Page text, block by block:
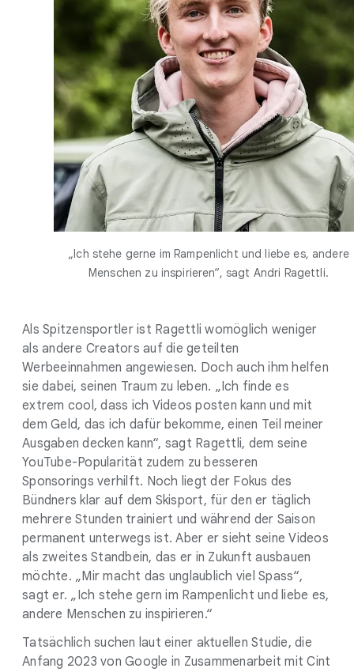
„Ich stehe gerne im Rampenlicht und liebe es, andere
Menschen zu inspirieren“, sagt Andri Ragettli.
Als Spitzensportler ist Ragettli womöglich weniger
als andere Creators auf die geteilten
Werbeeinnahmen angewiesen. Doch auch ihm helfen
sie dabei, seinen Traum zu leben. „Ich finde es
extrem cool, dass ich Videos posten kann und mit
dem Geld, das ich dafür bekomme, einen Teil meiner
Ausgaben decken kann“, sagt Ragettli, dem seine
YouTube-Popularität zudem zu besseren
Sponsorings verhilft. Noch liegt der Fokus des
Bündners klar auf dem Skisport, für den er täglich
mehrere Stunden trainiert und während der Saison
permanent unterwegs ist. Aber er sieht seine Videos
als zweites Standbein, das er in Zukunft ausbauen
möchte. „Mir macht das unglaublich viel Spass“,
sagt er. „Ich stehe gern im Rampenlicht und liebe es,
andere Menschen zu inspirieren.“
Tatsächlich suchen laut einer aktuellen Studie, die
Anfang 2023 von Google in Zusammenarbeit mit Cint